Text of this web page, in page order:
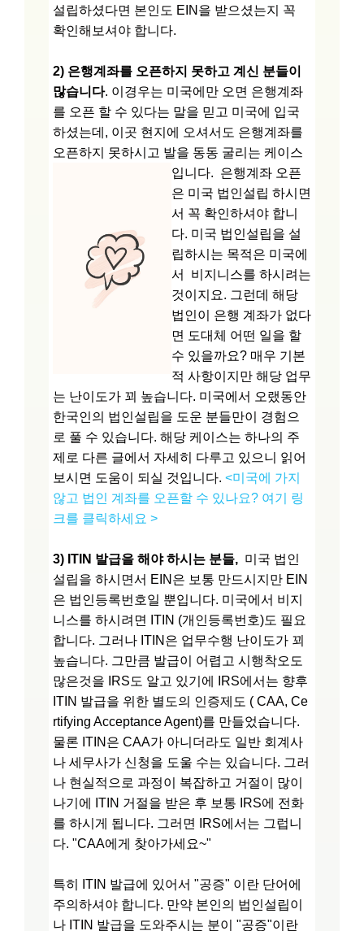
설립하셨다면 본인도 EIN을 받으셨는지 꼭
확인해보셔야 합니다.
2) 은행계좌를 오픈하지 못하고 계신 분들이
많습니다. 이경우는 미국에만 오면 은행계좌
를 오픈 할 수 있다는 말을 믿고 미국에 입국
하셨는데, 이곳 현지에 오셔서도 은행계좌를
오픈하지 못하시고 발을 동동 굴리는 케이스
입니다. 은행계좌 오픈
은 미국 법인설립 하시면
서 꼭 확인하셔야 합니
다. 미국 법인설립을 설
립하시는 목적은 미국에
서 비지니스를 하시려는
것이지요. 그런데 해당
법인이 은행 계좌가 없다
면 도대체 어떤 일을 할
수 있을까요? 매우 기본
적 사항이지만 해당 업무
는 난이도가 꾀 높습니다. 미국에서 오랬동안
한국인의 법인설립을 도운 분들만이 경험으
로 풀 수 있습니다. 해당 케이스는 하나의 주
제로 다른 글에서 자세히 다루고 있으니 읽어
보시면 도움이 되실 것입니다. <미국에 가지
않고 법인 계좌를 오픈할 수 있나요? 여기 링
크를 클릭하세요 >
3) ITIN 발급을 해야 하시는 분들, 미국 법인
설립을 하시면서 EIN은 보통 만드시지만 EIN
은 법인등록번호일 뿐입니다. 미국에서 비지
니스를 하시려면 ITIN (개인등록번호)도 필요
합니다. 그러나 ITIN은 업무수행 난이도가 꾀
높습니다. 그만큼 발급이 어렵고 시행착오도
많은것을 IRS도 알고 있기에 IRS에서는 향후
ITIN 발급을 위한 별도의 인증제도 ( CAA, Ce
rtifying Acceptance Agent)를 만들었습니다.
물론 ITIN은 CAA가 아니더라도 일반 회계사
나 세무사가 신청을 도울 수는 있습니다. 그러
나 현실적으로 과정이 복잡하고 거절이 많이
나기에 ITIN 거절을 받은 후 보통 IRS에 전화
를 하시게 됩니다. 그러면 IRS에서는 그럽니
다. "CAA에게 찾아가세요~"
특히 ITIN 발급에 있어서 "공증" 이란 단어에
주의하셔야 합니다. 만약 본인의 법인설립이
나 ITIN 발급을 도와주시는 분이 "공증"이란